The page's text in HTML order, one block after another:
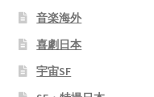
音楽海外
喜劇日本
宇宙SF